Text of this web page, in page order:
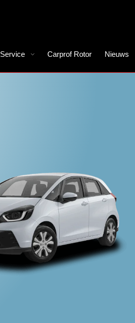
Service Carprof Rotor
Nieuws